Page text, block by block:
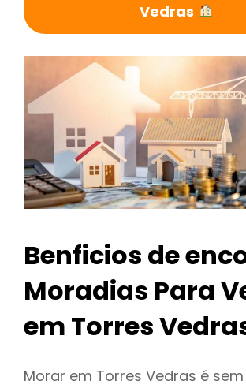
Vedras
Benficios de
Moradias Para
em Torres
Morar em Torres Vedras é